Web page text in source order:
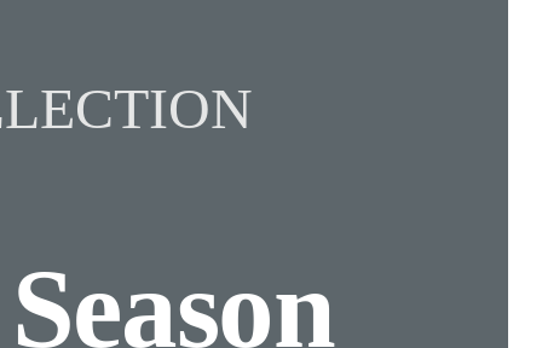
Season